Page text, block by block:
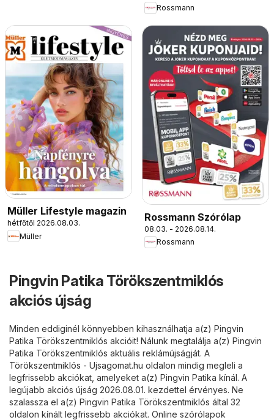
Rossmann
Müller Lifestyle magazin
hétfőtől 2026.08.03.
Müller
Rossmann Szórólap
08.03. - 2026.08.14.
Rossmann
Pingvin Patika Törökszentmiklós
akciós újság
Minden eddiginél könnyebben kihasználhatja a(z) Pingvin
Patika Törökszentmiklós akcióit! Nálunk megtalálja a(z) Pingvin
Patika Törökszentmiklós aktuális reklámújságját. A
Törökszentmiklós - Ujsagomat.hu oldalon mindig megleli a
legfrissebb akciókat, amelyeket a(z) Pingvin Patika kínál. A
legújabb akciós újság 2026.08.01. kezdettel érvényes. Ne
szalassza el a(z) Pingvin Patika Törökszentmiklós által 32
oldalon kínált legfrissebb akciókat. Online szórólapok